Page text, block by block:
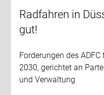
Radfahren in
gut!
Forderungen des
2030, gerichtet an
und Verwaltung